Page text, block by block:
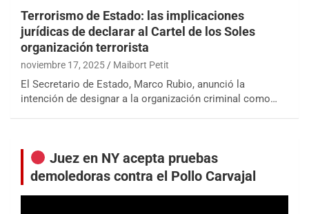
Terrorismo de Estado: las implicaciones
jurídicas de declarar al Cartel de los Soles
organización terrorista
noviembre 17, 2025 Maibort Petit
El Secretario de Estado, Marco Rubio, anunció la
intención de designar a la organización criminal como…
Juez en NY acepta pruebas
demoledoras contra el Pollo Carvajal